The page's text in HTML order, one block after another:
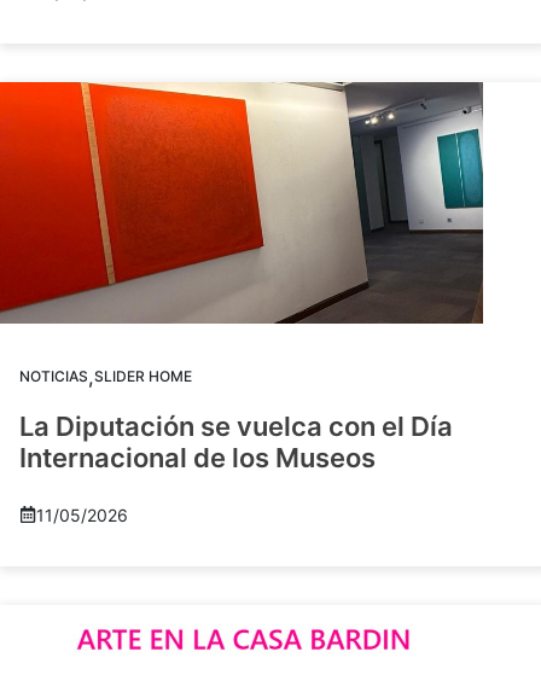
NOTICIAS,SLIDER HOME
La Diputación se vuelca con el Día
Internacional de los Museos
11/05/2026